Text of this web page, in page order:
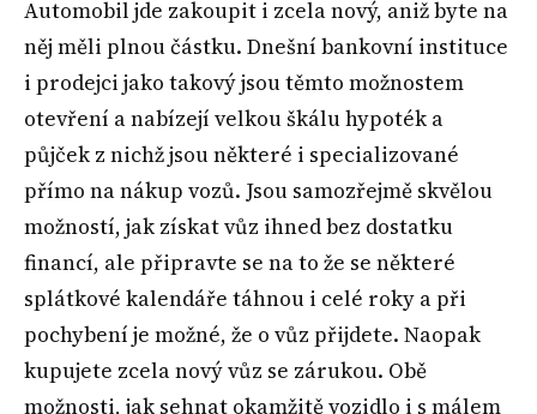
Automobil jde zakoupit i zcela nový, aniž byte na
něj měli plnou částku. Dnešní bankovní instituce
i prodejci jako takový jsou těmto možnostem
otevření a nabízejí velkou škálu hypoték a
půjček z nichž jsou některé i specializované
přímo na nákup vozů. Jsou samozřejmě skvělou
možností, jak získat vůz ihned bez dostatku
financí, ale připravte se na to že se některé
splátkové kalendáře táhnou i celé roky a při
pochybení je možné, že o vůz přijdete. Naopak
kupujete zcela nový vůz se zárukou. Obě
možnosti, jak sehnat okamžitě vozidlo i s málem